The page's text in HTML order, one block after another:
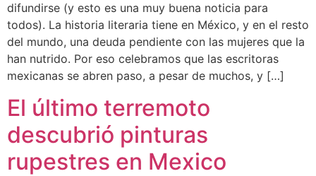
difundirse (y esto es una muy buena noticia para
todos). La historia literaria tiene en México, y en el resto
del mundo, una deuda pendiente con las mujeres que la
han nutrido. Por eso celebramos que las escritoras
mexicanas se abren paso, a pesar de muchos, y […]
El último terremoto
descubrió pinturas
rupestres en Mexico